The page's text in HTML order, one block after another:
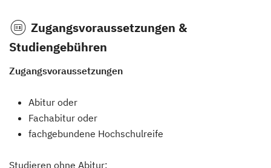
Zugangsvoraussetzungen &
Studiengebühren
Zugangsvoraussetzungen
Abitur oder
Fachabitur oder
fachgebundene Hochschulreife
Studieren ohne Abitur: